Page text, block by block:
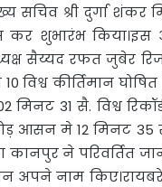
सचिव श्री दुर्गा शंकर
कर शुभारंभ
सैय्यद रफत जुबेर
विश्व कीर्तिमान
31 सै. विश्व
आसन मे 12 मिनट 35
ने परिवर्तित
अपने नाम